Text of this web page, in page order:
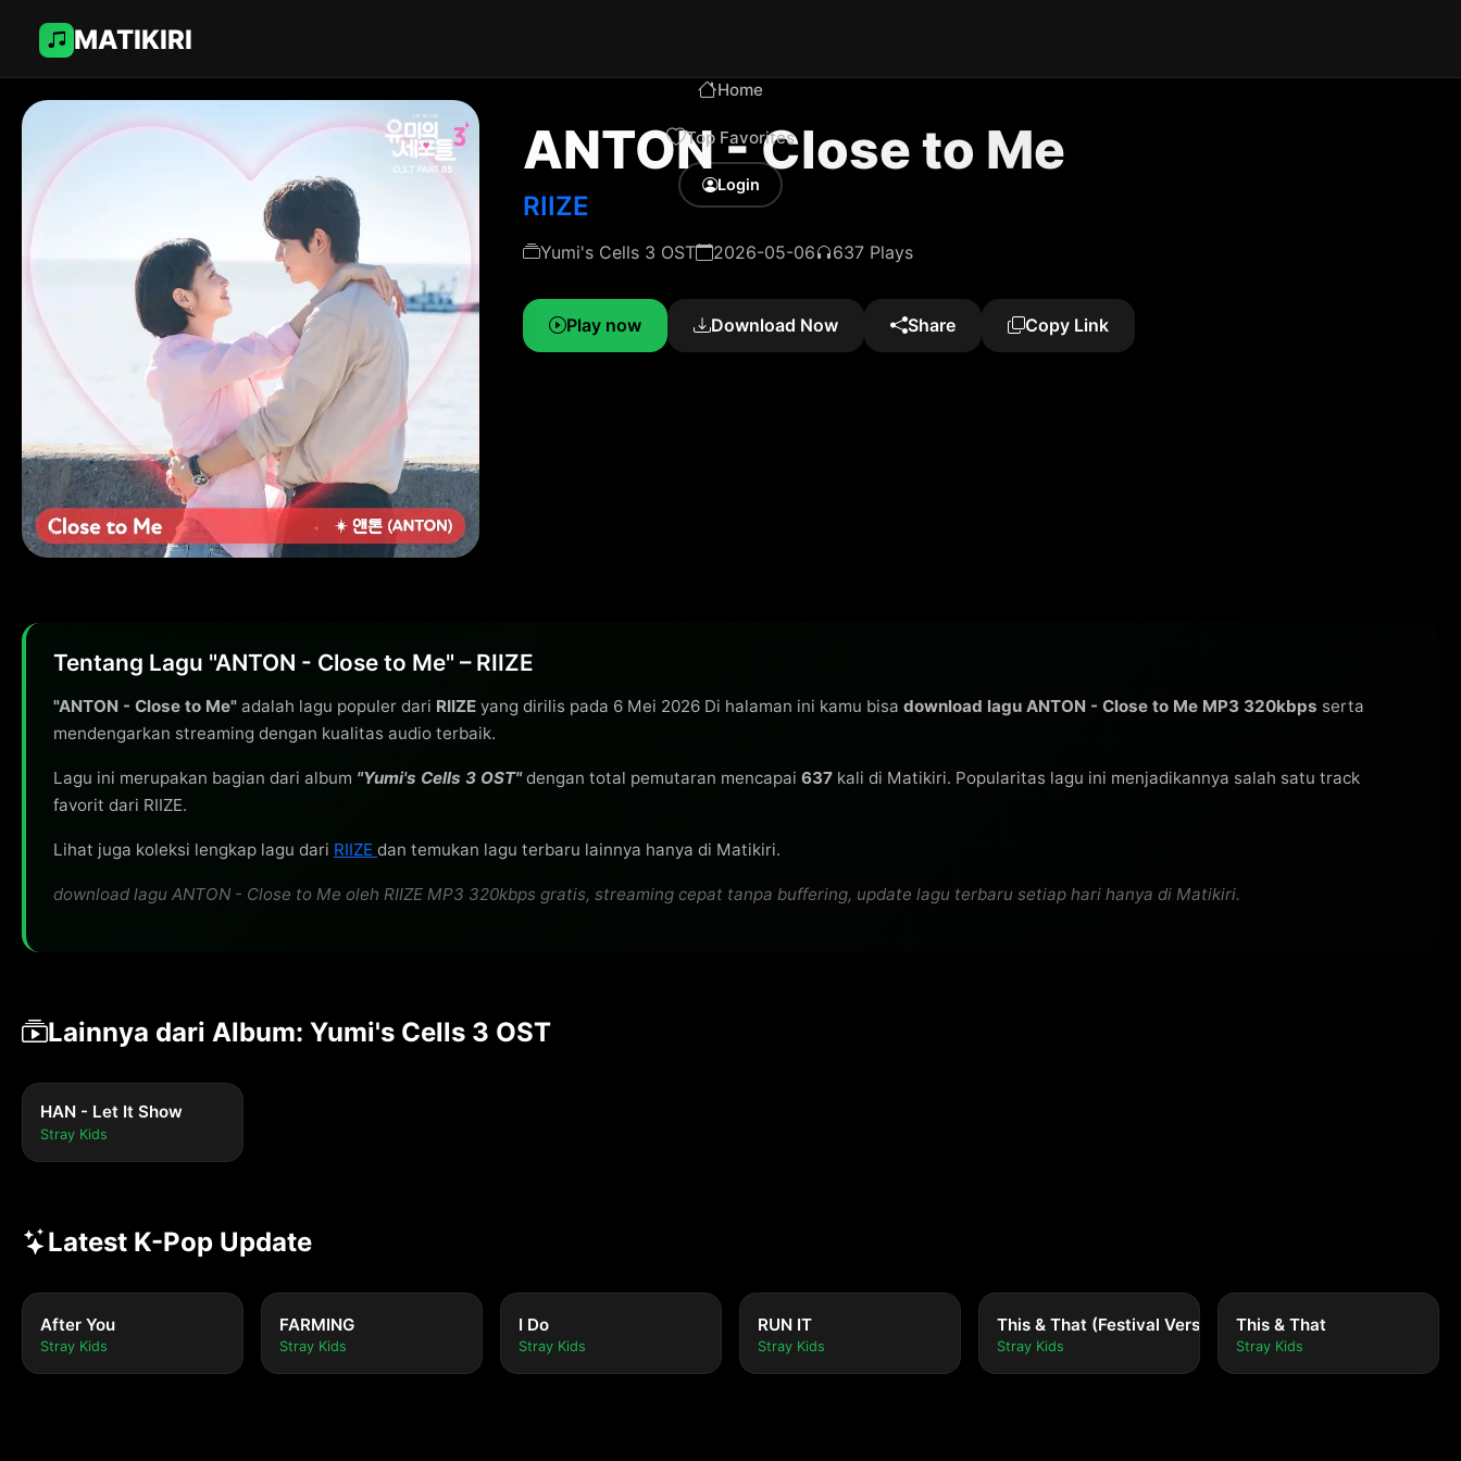
MATIKIRI
Home
Top Favorites
Login
ANTON - Close to Me
RIIZE
Yumi's Cells 3 OST 2026-05-06 637 Plays
Play now Download Now Share Copy Link
Tentang Lagu "ANTON - Close to Me" – RIIZE
"ANTON - Close to Me" adalah lagu populer dari RIIZE yang dirilis pada 6 Mei 2026 Di halaman ini kamu bisa download lagu ANTON - Close to Me MP3 320kbps serta
mendengarkan streaming dengan kualitas audio terbaik.
Lagu ini merupakan bagian dari album "Yumi's Cells 3 OST"dengan total pemutaran mencapai 637 kali di Matikiri. Popularitas lagu ini menjadikannya salah satu track
favorit dari RIIZE.
Lihat juga koleksi lengkap lagu dari RIIZE dan temukan lagu terbaru lainnya hanya di Matikiri.
download lagu ANTON - Close to Me oleh RIIZE MP3 320kbps gratis, streaming cepat tanpa buffering, update lagu terbaru setiap hari hanya di Matikiri.
Lainnya dari Album: Yumi's Cells 3 OST
HAN - Let It Show
Stray Kids
Latest K-Pop Update
After You
Stray Kids
FARMING
Stray Kids
I Do
Stray Kids
RUN IT
Stray Kids
This & That (Festival Version)
Stray Kids
This & That
Stray Kids